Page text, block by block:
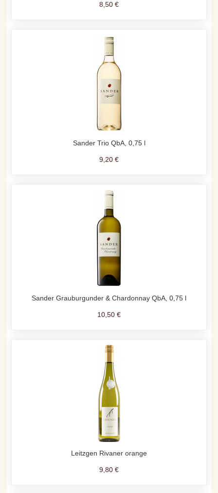
8,50 €
Sander Trio QbA, 0,75 l
9,20 €
Sander Grauburgunder & Chardonnay QbA, 0,75 l
10,50 €
Leitzgen Rivaner orange
9,80 €